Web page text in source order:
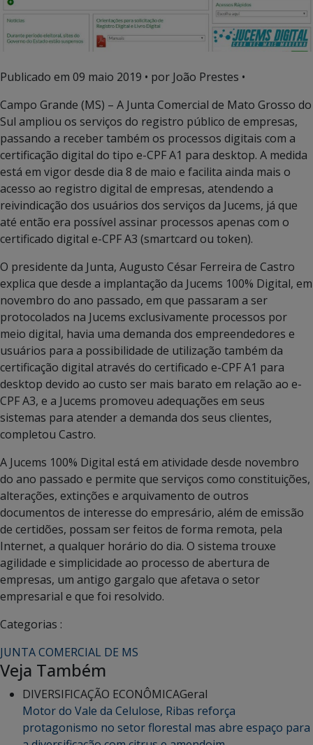
Publicado em 09 maio 2019 • por João Prestes •
Campo Grande (MS) – A Junta Comercial de Mato Grosso do
Sul ampliou os serviços do registro público de empresas,
passando a receber também os processos digitais com a
certificação digital do tipo e-CPF A1 para desktop. A medida
está em vigor desde dia 8 de maio e facilita ainda mais o
acesso ao registro digital de empresas, atendendo a
reivindicação dos usuários dos serviços da Jucems, já que
até então era possível assinar processos apenas com o
certificado digital e-CPF A3 (smartcard ou token).
O presidente da Junta, Augusto César Ferreira de Castro
explica que desde a implantação da Jucems 100% Digital, em
novembro do ano passado, em que passaram a ser
protocolados na Jucems exclusivamente processos por
meio digital, havia uma demanda dos empreendedores e
usuários para a possibilidade de utilização também da
certificação digital através do certificado e-CPF A1 para
desktop devido ao custo ser mais barato em relação ao e-
CPF A3, e a Jucems promoveu adequações em seus
sistemas para atender a demanda dos seus clientes,
completou Castro.
A Jucems 100% Digital está em atividade desde novembro
do ano passado e permite que serviços como constituições,
alterações, extinções e arquivamento de outros
documentos de interesse do empresário, além de emissão
de certidões, possam ser feitos de forma remota, pela
Internet, a qualquer horário do dia. O sistema trouxe
agilidade e simplicidade ao processo de abertura de
empresas, um antigo gargalo que afetava o setor
empresarial e que foi resolvido.
Categorias :
JUNTA COMERCIAL DE MS
Veja Também
DIVERSIFICAÇÃO ECONÔMICAGeral
Motor do Vale da Celulose, Ribas reforça
protagonismo no setor florestal mas abre espaço para